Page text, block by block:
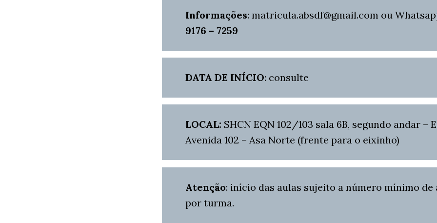
Informações: matricula.absdf@gmail.com ou
9176 – 7259
DATA DE INÍCIO: consulte
LOCAL: SHCN EQN 102/103 sala 6B, segundo andar –
Avenida 102 – Asa Norte (frente para o eixinho)
Atenção: início das aulas sujeito a número mínimo de
por turma.